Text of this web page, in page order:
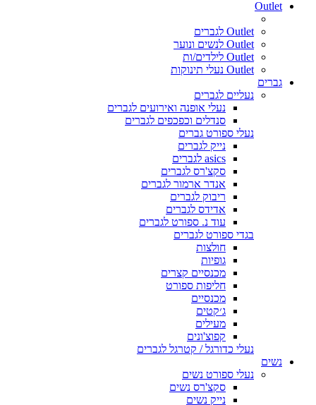
Outlet
Outlet לגברים
Outlet לנשים ונוער
Outlet לילדים/ות
Outlet נעלי תינוקות
גברים
נעליים לגברים
נעלי אופנה ואירועים לגברים
סנדלים וכפכפים לגברים
נעלי ספורט גברים
נייק לגברים
asics לגברים
סקצ'רס לגברים
אנדר ארמור לגברים
ריבוק לגברים
אדידס לגברים
עוד נ. ספורט לגברים
בגדי ספורט לגברים
חולצות
גופיות
מכנסיים קצרים
חליפות ספורט
מכנסיים
ג׳קטים
מעילים
קפוצ'ונים
נעלי כדורגל / קטרגל לגברים
נשים
נעלי ספורט נשים
סקצ'רס נשים
נייק נשים